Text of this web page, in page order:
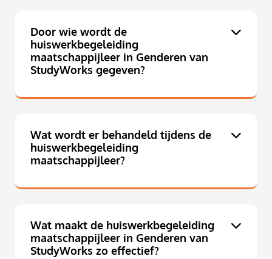
Door wie wordt de
huiswerkbegeleiding
maatschappijleer in Genderen van
StudyWorks gegeven?
Wat wordt er behandeld tijdens de
huiswerkbegeleiding
maatschappijleer?
Wat maakt de huiswerkbegeleiding
maatschappijleer in Genderen van
StudyWorks zo effectief?